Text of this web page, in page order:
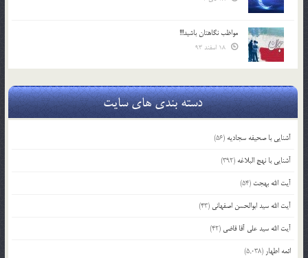
مواظب نگاهتان باشید!!!
دسته بندی های سایت
آشنایی با صحیفه سجادیه (56)
آشنایی با نهج البلاغه (392)
آیت الله بهجت (54)
آیت الله سید ابوالحسن اصفهانی (43)
آیت الله سید علی آقا قاضی (42)
ائمه اطهار (5,038)